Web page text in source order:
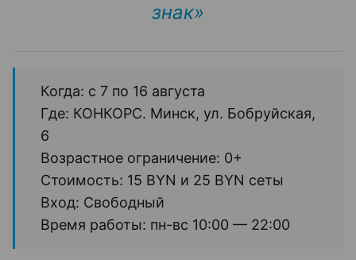
знак»
Когда: с 7 по 16 августа
Где: КОНКОРС. Минск, ул. Бобруйская,
6
Возрастное ограничение: 0+
Стоимость: 15 BYN и 25 BYN сеты
Вход: Свободный
Время работы: пн-вс 10:00 — 22:00